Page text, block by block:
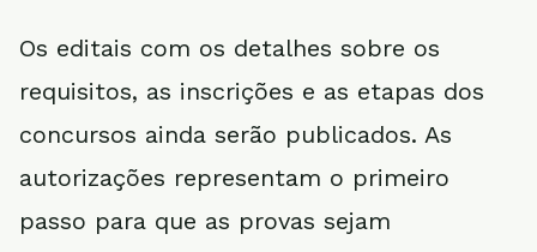
Os editais com os detalhes sobre os
requisitos, as inscrições e as etapas dos
concursos ainda serão publicados. As
autorizações representam o primeiro
passo para que as provas sejam